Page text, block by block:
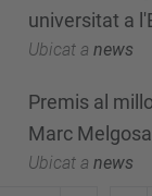
universitat a
Ubicat a news
Premis al
Marc Melgosa
Ubicat a news